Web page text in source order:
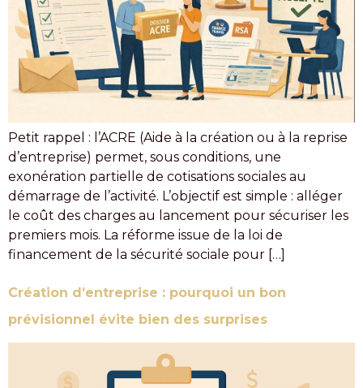
Petit rappel : l’ACRE (Aide à la création ou à la reprise
d’entreprise) permet, sous conditions, une
exonération partielle de cotisations sociales au
démarrage de l’activité. L’objectif est simple : alléger
le coût des charges au lancement pour sécuriser les
premiers mois. La réforme issue de la loi de
financement de la sécurité sociale pour […]
Création d’entreprise : pourquoi un bon
prévisionnel évite bien des surprises